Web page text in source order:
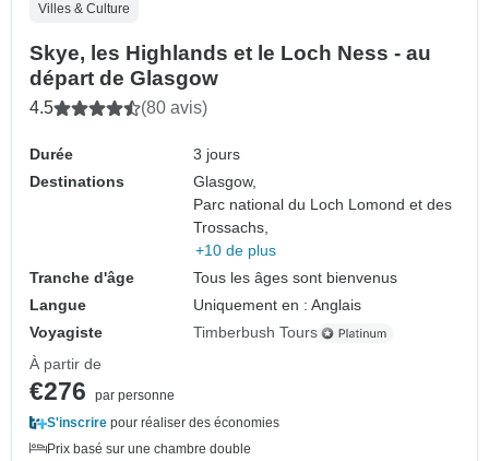
Villes & Culture
Skye, les Highlands et le Loch Ness - au
départ de Glasgow
4.5 (80 avis)
Durée
3 jours
Destinations
Glasgow,
Parc national du Loch Lomond et des
Trossachs,
+10 de plus
Tranche d'âge
Tous les âges sont bienvenus
Langue
Uniquement en : Anglais
Voyagiste
Timberbush Tours
À partir de
€276
par personne
S'inscrire pour réaliser des économies
Prix basé sur une chambre double